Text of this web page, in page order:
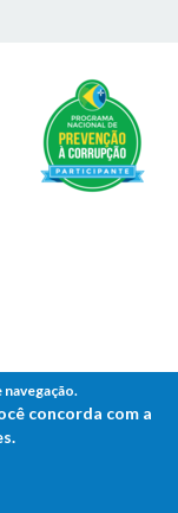
concorda com a